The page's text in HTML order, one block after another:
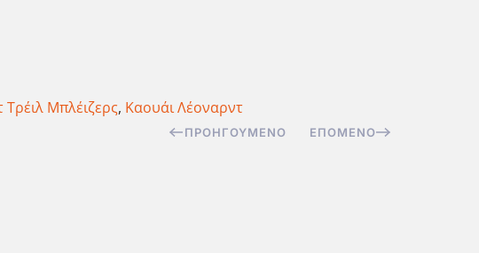
Μπλέιζερς, Καουάι Λέοναρντ
ΠΡΟΗΓΟΎΜΕΝΟ ΕΠΌΜΕΝΟ